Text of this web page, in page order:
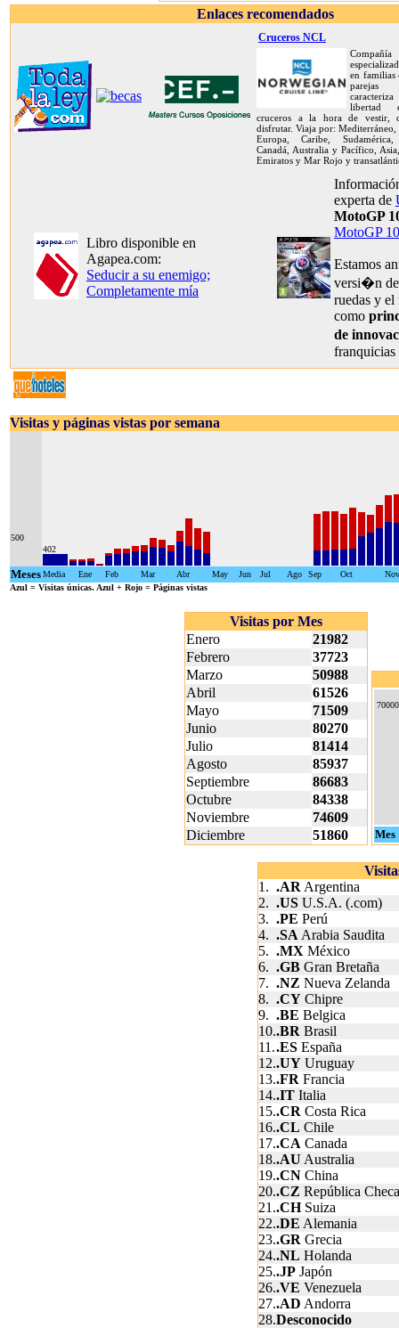
Enlaces recomendados
Cruceros NCL
Compañía
en familias
libertad
cruceros a la hora de vestir,
disfrutar. Viaja por: Mediterráneo,
Europa, Caribe, Sudamérica,
Canadá, Australia y Pacífico,
Emiratos y Mar Rojo y
Libro disponible en
Agapea.com:
Seducir a su enemigo;
Completamente mía
experta de
MotoGP
MotoGP
Estamos
versi�n
ruedas y el
como
de
Visitas y páginas vistas por semana
500
402
MesesMedia Ene Feb Mar Abr May Jun Jul Ago Sep Oct
Nov
Azul = Visitas únicas. Azul + Rojo = Páginas vistas
Visitas por Mes
Enero
21982
Febrero
37723
Marzo
50988
Abril
61526
Mayo
71509
Junio
80270
Julio
81414
Agosto
85937
Septiembre
86683
Octubre
84338
Noviembre
74609
Diciembre
51860
70000
Mes
1. .AR Argentina
2. .US U.S.A. (.com)
3. .PE Perú
4. .SA Arabia Saudita
5. .MX México
6. .GB Gran Bretaña
7. .NZ Nueva Zelanda
8. .CY Chipre
9. .BE Belgica
10..BR Brasil
11..ES España
12..UY Uruguay
13..FR Francia
14..IT Italia
15..CR Costa Rica
16..CL Chile
17..CA Canada
18..AU Australia
19..CN China
20..CZ República Checa
21..CHSuiza
22..DE Alemania
23..GR Grecia
24..NL Holanda
25..JP Japón
26..VE Venezuela
27..AD Andorra
28.Desconocido